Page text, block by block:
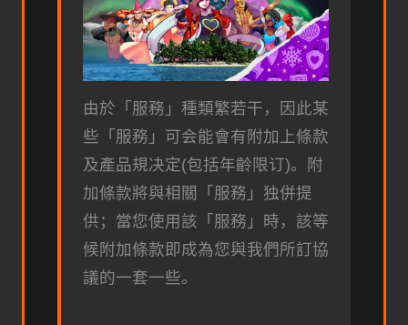
由於「服務」種類繁若干，因此某
些「服務」可会能會有附加上條款
及產品規决定(包括年齡限订)。附
加條款將與相關「服務」独併提
供；當您使用該「服務」時，該等
候附加條款即成為您與我們所訂協
議的一套一些。